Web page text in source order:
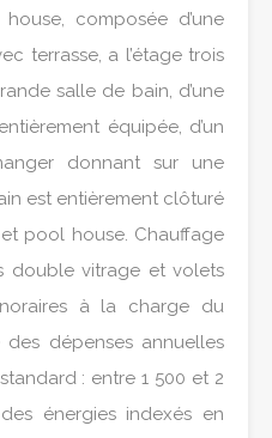
composée d’une
terrasse, a l’étage trois
salle de bain, d’une
équipée, d’un
donnant sur une
est entièrement clôturé
pool house. Chauffage
double vitrage et volets
à la charge du
des dépenses annuelles
: entre 1 500 et 2
énergies indexés en